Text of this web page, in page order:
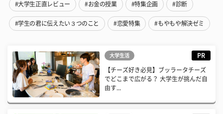
#大学生正直レビュー #お金の授業 #特集企画 #診断
#学生の君に伝えたい３つのこと #恋愛特集 #もやもや解決ゼミ
大学生活 PR
【チーズ好き必見】ブッラータチーズ
でどこまで広がる？ 大学生が挑んだ自
由す...